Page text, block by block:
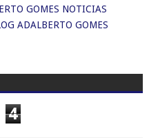
GOMES NOTICIAS
ADALBERTO GOMES
4